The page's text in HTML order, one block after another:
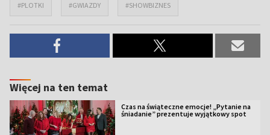
#PLOTKI #GWIAZDY #SHOWBIZNES
Więcej na ten temat
Czas na świąteczne emocje! „Pytanie na
śniadanie” prezentuje wyjątkowy spot